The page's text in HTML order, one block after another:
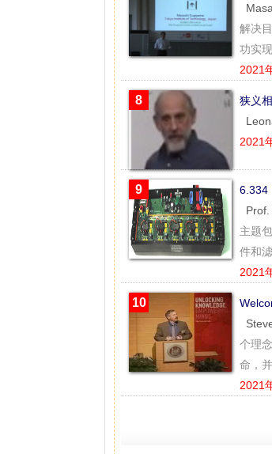
解决
功实
2021
8
狭义
2021
9
6.334
主题
件和
2021
10
个理
命，
2021